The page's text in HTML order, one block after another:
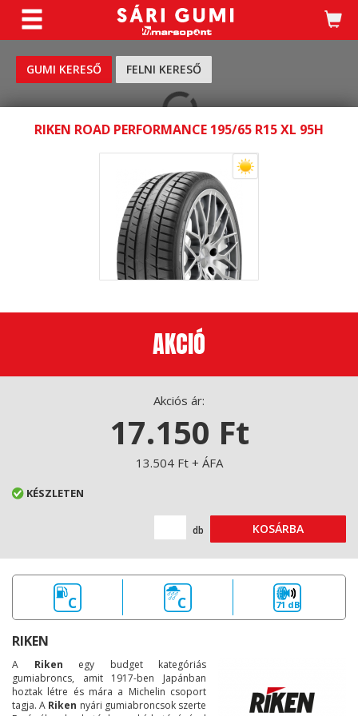
GUMI KERESŐ FELNI KERESŐ
KERESÉS
RIKEN ROAD PERFORMANCE 195/65 R15 XL 95H
AKCIÓ
Akciós ár:
17.150 Ft
13.504 Ft + ÁFA
KÉSZLETEN
db KOSÁRBA
C C 71 dB
RIKEN
A Riken egy budget kategóriás
gumiabroncs, amit 1917-ben Japánban
hoztak létre és mára a Michelin csoport
tagja. A Riken nyári gumiabroncsok szerte